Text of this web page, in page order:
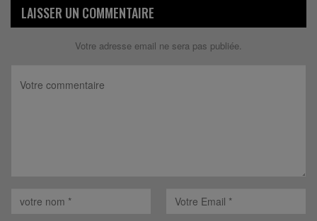
LAISSER UN COMMENTAIRE
Votre adresse email ne sera pas publiée.